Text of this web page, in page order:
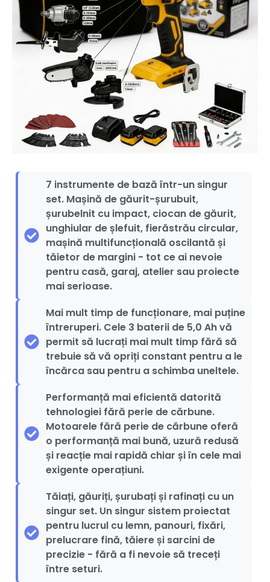
7 instrumente de bază într-un singur
set. Mașină de găurit-șurubuit,
șurubelnit cu impact, ciocan de găurit,
unghiular de șlefuit, fierăstrău circular,
mașină multifuncțională oscilantă și
tăietor de margini - tot ce ai nevoie
pentru casă, garaj, atelier sau proiecte
mai serioase.
Mai mult timp de funcționare, mai puține
întreruperi. Cele 3 baterii de 5,0 Ah vă
permit să lucrați mai mult timp fără să
trebuie să vă opriți constant pentru a le
încărca sau pentru a schimba uneltele.
Performanță mai eficientă datorită
tehnologiei fără perie de cărbune.
Motoarele fără perie de cărbune oferă
o performanță mai bună, uzură redusă
și reacție mai rapidă chiar și în cele mai
exigente operațiuni.
Tăiați, găuriți, șurubați și rafinați cu un
singur set. Un singur sistem proiectat
pentru lucrul cu lemn, panouri, fixări,
prelucrare fină, tăiere și sarcini de
precizie - fără a fi nevoie să treceți
între seturi.